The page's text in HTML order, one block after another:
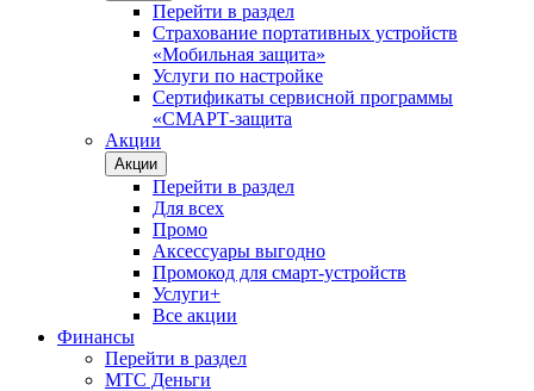
Перейти в раздел
Страхование портативных устройств
«Мобильная защита»
Услуги по настройке
Сертификаты сервисной программы
«СМАРТ-защита
Акции
Акции
Перейти в раздел
Для всех
Промо
Аксессуары выгодно
Промокод для смарт-устройств
Услуги+
Все акции
Финансы
Перейти в раздел
МТС Деньги